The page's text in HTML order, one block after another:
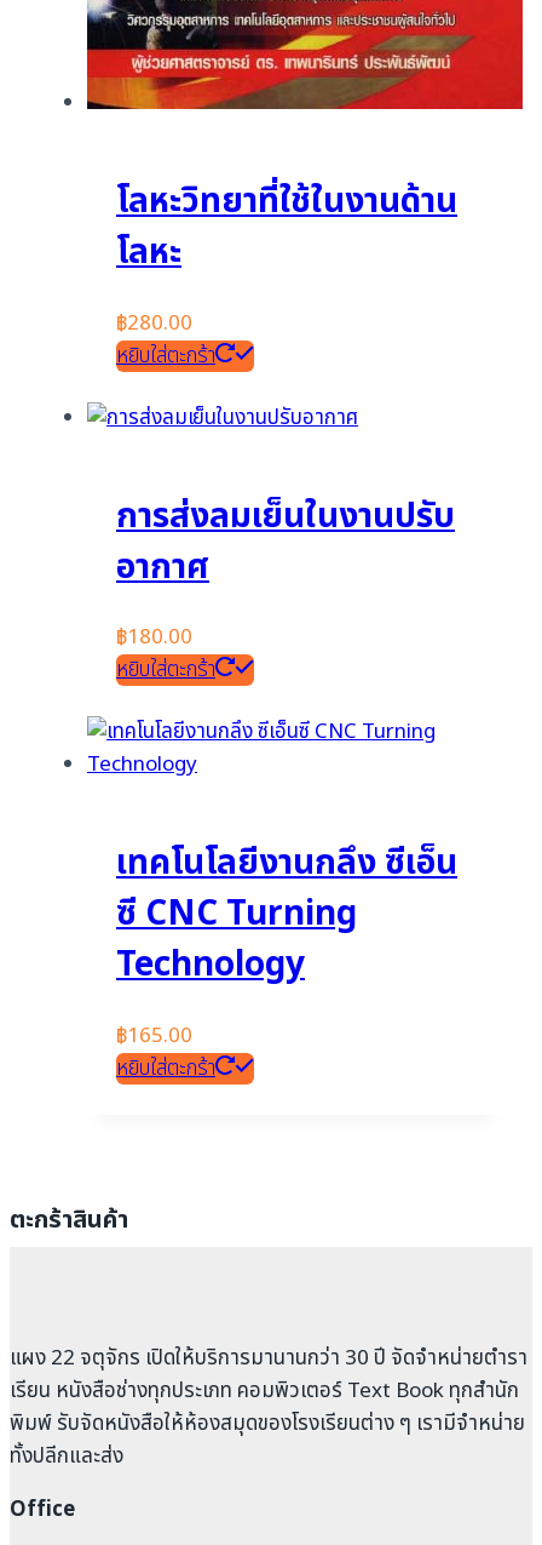
โลหะวิทยาที่ใช้ในงานด้าน
โลหะ
฿280.00
หยิบใส่ตะกร้า
การส่งลมเย็นในงานปรับ
อากาศ
฿180.00
หยิบใส่ตะกร้า
เทคโนโลยีงานกลึง ซีเอ็น
ซี CNC Turning
Technology
฿165.00
หยิบใส่ตะกร้า
ตะกร้าสินค้า
แผง 22 จตุจักร เปิดให้บริการมานานกว่า 30 ปี จัดจำหน่ายตำรา
เรียน หนังสือช่างทุกประเภท คอมพิวเตอร์ Text Book ทุกสำนัก
พิมพ์ รับจัดหนังสือให้ห้องสมุดของโรงเรียนต่าง ๆ เรามีจำหน่าย
ทั้งปลีกและส่ง
Office